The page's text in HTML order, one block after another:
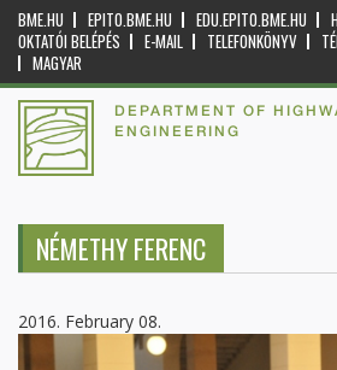
BME.HU EPITO.BME.HU EDU.EPITO.BME.HU
OKTATÓI BELÉPÉS
E-MAIL TELEFONKÖNYV
MAGYAR
DEPARTMENT OF
ENGINEERING
NÉMETHY FERENC
2016. February 08.